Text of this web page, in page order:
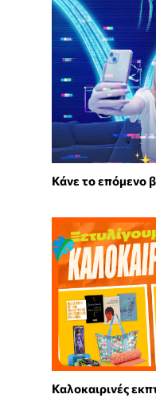
Κάνε το επόμενο
Καλοκαιρινές